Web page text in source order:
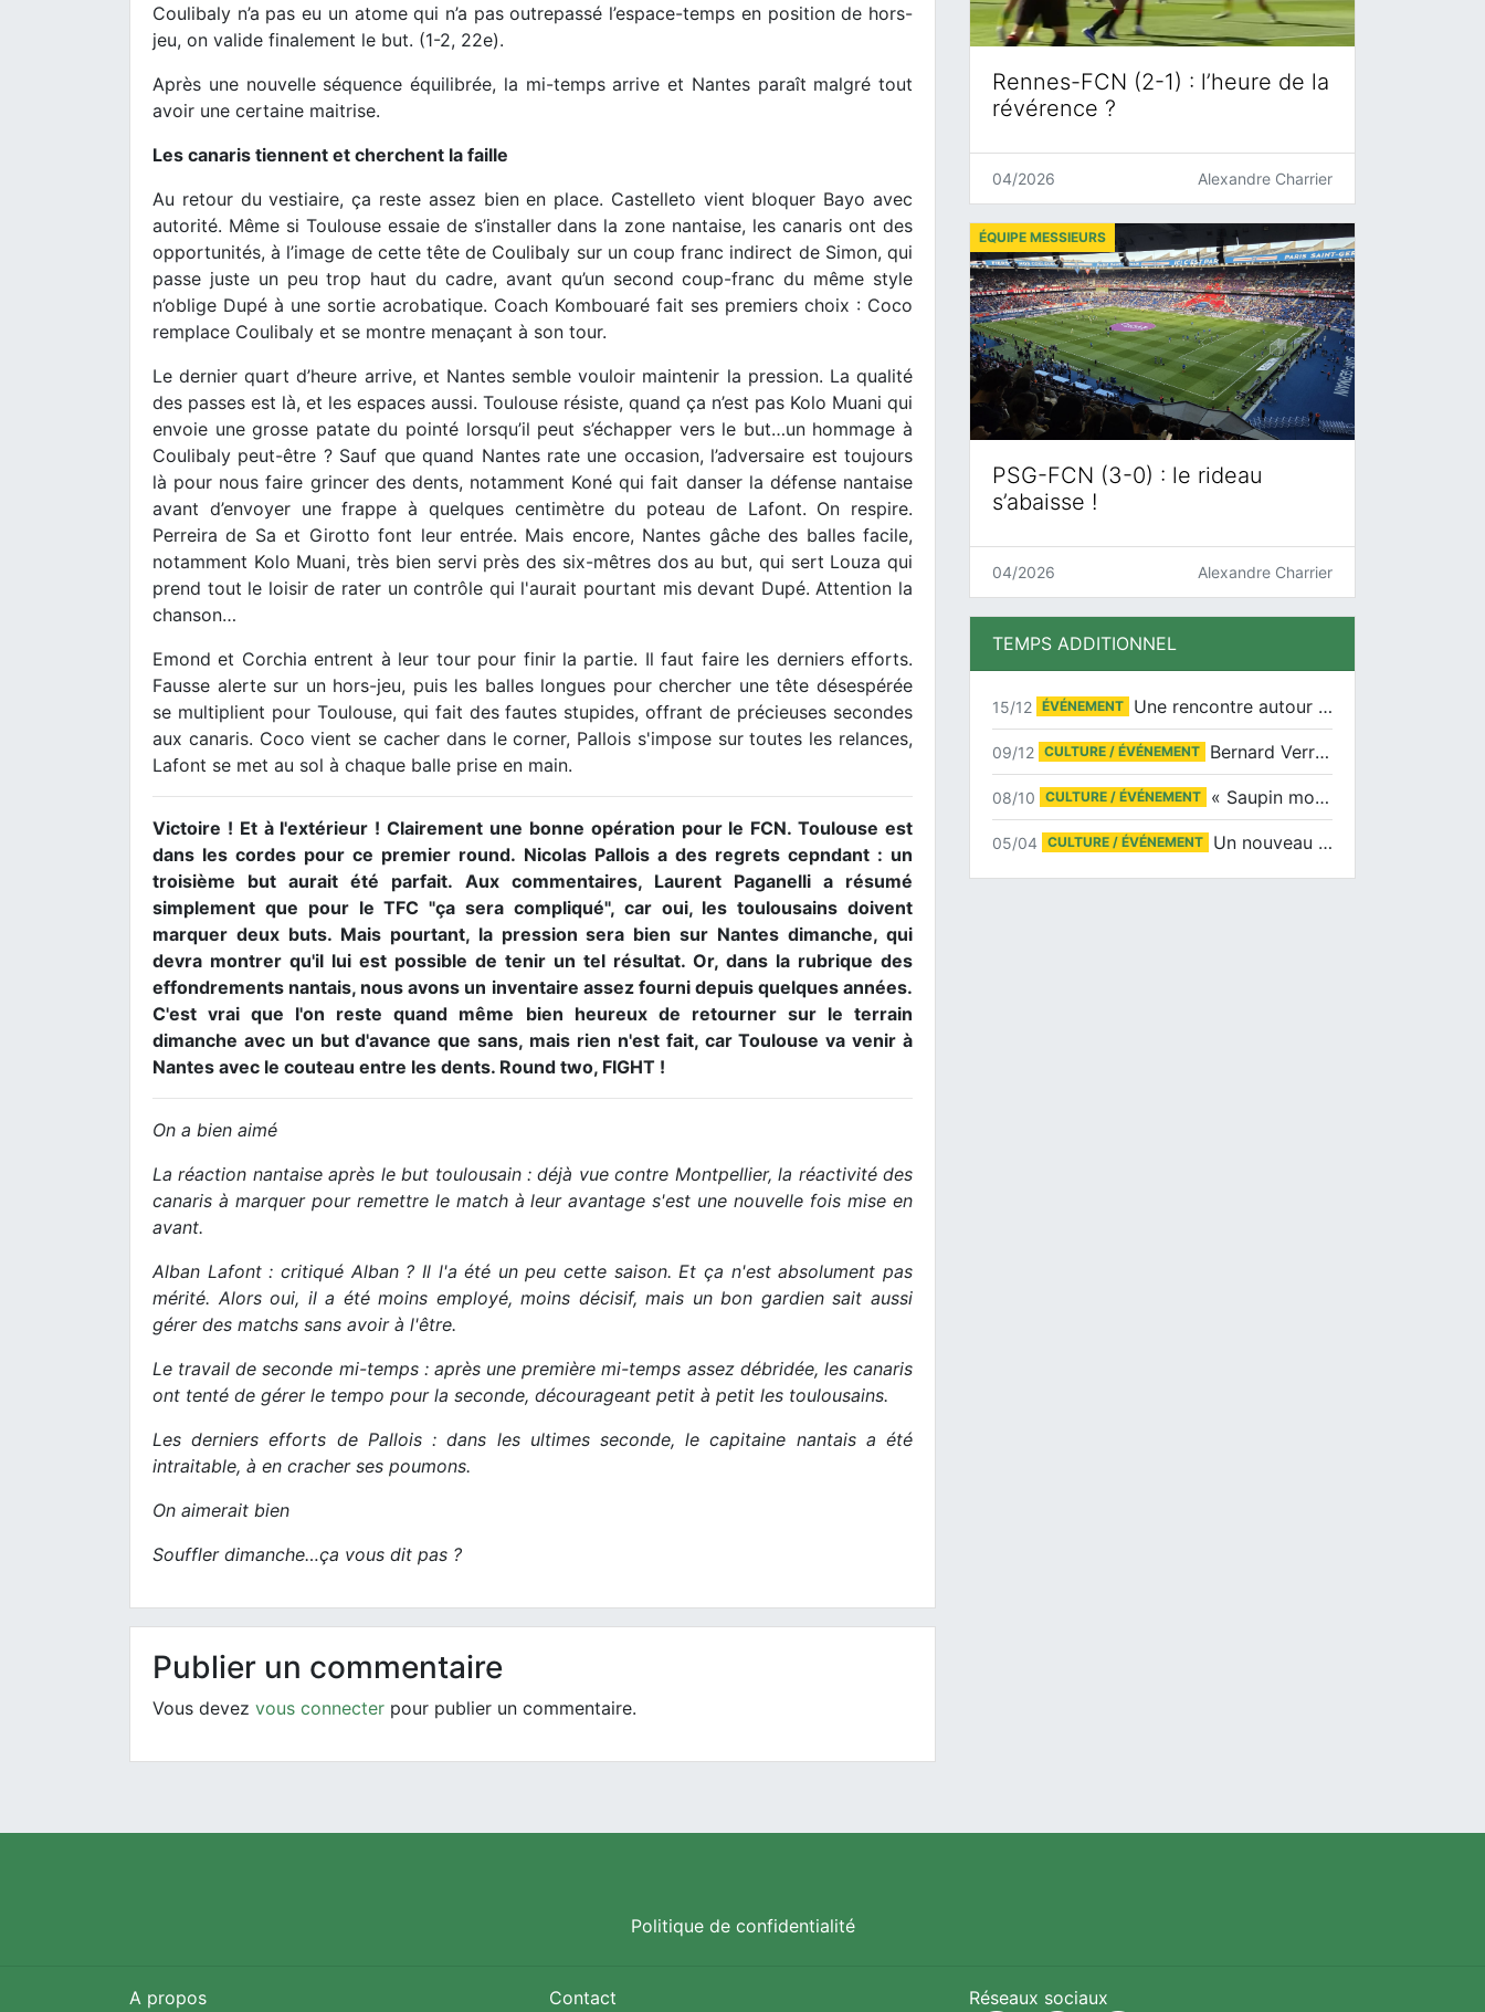
Coulibaly n’a pas eu un atome qui n’a pas outrepassé l’espace-temps en position de hors-
jeu, on valide finalement le but. (1-2, 22e).
Après une nouvelle séquence équilibrée, la mi-temps arrive et Nantes paraît malgré tout
avoir une certaine maitrise.
Les canaris tiennent et cherchent la faille
Au retour du vestiaire, ça reste assez bien en place. Castelleto vient bloquer Bayo avec
autorité. Même si Toulouse essaie de s’installer dans la zone nantaise, les canaris ont des
opportunités, à l’image de cette tête de Coulibaly sur un coup franc indirect de Simon, qui
passe juste un peu trop haut du cadre, avant qu’un second coup-franc du même style
n’oblige Dupé à une sortie acrobatique. Coach Kombouaré fait ses premiers choix : Coco
remplace Coulibaly et se montre menaçant à son tour.
Le dernier quart d’heure arrive, et Nantes semble vouloir maintenir la pression. La qualité
des passes est là, et les espaces aussi. Toulouse résiste, quand ça n’est pas Kolo Muani qui
envoie une grosse patate du pointé lorsqu’il peut s’échapper vers le but…un hommage à
Coulibaly peut-être ? Sauf que quand Nantes rate une occasion, l’adversaire est toujours
là pour nous faire grincer des dents, notamment Koné qui fait danser la défense nantaise
avant d’envoyer une frappe à quelques centimètre du poteau de Lafont. On respire.
Perreira de Sa et Girotto font leur entrée. Mais encore, Nantes gâche des balles facile,
notamment Kolo Muani, très bien servi près des six-mêtres dos au but, qui sert Louza qui
prend tout le loisir de rater un contrôle qui l'aurait pourtant mis devant Dupé. Attention la
chanson…
Emond et Corchia entrent à leur tour pour finir la partie. Il faut faire les derniers efforts.
Fausse alerte sur un hors-jeu, puis les balles longues pour chercher une tête désespérée
se multiplient pour Toulouse, qui fait des fautes stupides, offrant de précieuses secondes
aux canaris. Coco vient se cacher dans le corner, Pallois s'impose sur toutes les relances,
Lafont se met au sol à chaque balle prise en main.
Victoire ! Et à l'extérieur ! Clairement une bonne opération pour le FCN. Toulouse est
dans les cordes pour ce premier round. Nicolas Pallois a des regrets cepndant : un
troisième but aurait été parfait. Aux commentaires, Laurent Paganelli a résumé
simplement que pour le TFC "ça sera compliqué", car oui, les toulousains doivent
marquer deux buts. Mais pourtant, la pression sera bien sur Nantes dimanche, qui
devra montrer qu'il lui est possible de tenir un tel résultat. Or, dans la rubrique des
effondrements nantais, nous avons un inventaire assez fourni depuis quelques années.
C'est vrai que l'on reste quand même bien heureux de retourner sur le terrain
dimanche avec un but d'avance que sans, mais rien n'est fait, car Toulouse va venir à
Nantes avec le couteau entre les dents. Round two, FIGHT !
On a bien aimé
La réaction nantaise après le but toulousain : déjà vue contre Montpellier, la réactivité des
canaris à marquer pour remettre le match à leur avantage s'est une nouvelle fois mise en
avant.
Alban Lafont : critiqué Alban ? Il l'a été un peu cette saison. Et ça n'est absolument pas
mérité. Alors oui, il a été moins employé, moins décisif, mais un bon gardien sait aussi
gérer des matchs sans avoir à l'être.
Le travail de seconde mi-temps : après une première mi-temps assez débridée, les canaris
ont tenté de gérer le tempo pour la seconde, décourageant petit à petit les toulousains.
Les derniers efforts de Pallois : dans les ultimes seconde, le capitaine nantais a été
intraitable, à en cracher ses poumons.
On aimerait bien
Souffler dimanche…ça vous dit pas ?
Publier un commentaire
Vous devez vous connecter pour publier un commentaire.
Rennes-FCN (2-1) : l’heure de la
révérence ?
04/2026 Alexandre Charrier
PSG-FCN (3-0) : le rideau
s’abaisse !
ÉQUIPE MESSIEURS
04/2026 Alexandre Charrier
TEMPS ADDITIONNEL
15/12 ÉVÉNEMENT Une rencontre autour de Jean-Claude Suaudeau
09/12 CULTURE / ÉVÉNEMENT Bernard Verret en dédicaces le samedi 13 décembre à l’Espace Culturel Atlantis
08/10 CULTURE / ÉVÉNEMENT « Saupin mon amour » au salon du livre de Trentemoult
05/04 CULTURE / ÉVÉNEMENT Un nouveau tirage pour le Docu-BD
Politique de confidentialité
A propos Contact Réseaux sociaux